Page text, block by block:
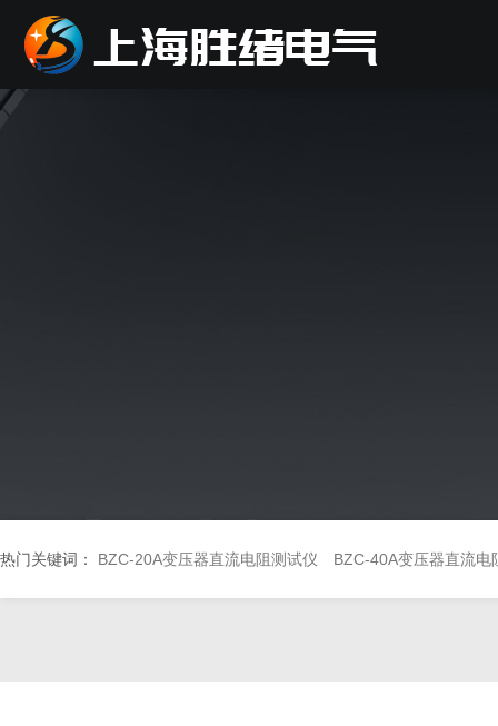
热门关键词： BZC-20A变压器直流电阻测试仪 BZC-40A变压器直流电